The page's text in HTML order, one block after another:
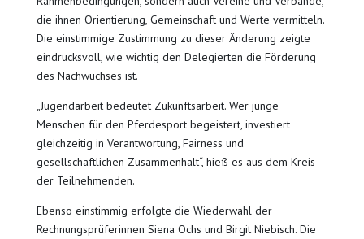
die ihnen Orientierung, Gemeinschaft und Werte vermitteln.
Die einstimmige Zustimmung zu dieser Änderung zeigte
eindrucksvoll, wie wichtig den Delegierten die Förderung
des Nachwuchses ist.
„Jugendarbeit bedeutet Zukunftsarbeit. Wer junge
Menschen für den Pferdesport begeistert, investiert
gleichzeitig in Verantwortung, Fairness und
gesellschaftlichen Zusammenhalt“, hieß es aus dem Kreis
der Teilnehmenden.
Ebenso einstimmig erfolgte die Wiederwahl der
Rechnungsprüferinnen Siena Ochs und Birgit Niebisch. Die